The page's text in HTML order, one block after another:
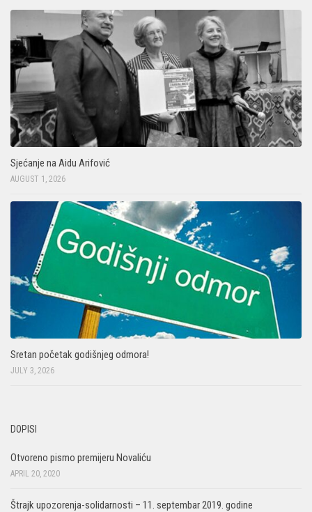
Sjećanje na Aidu Arifović
AUGUST 1, 2026
Sretan početak godišnjeg odmora!
JULY 3, 2026
DOPISI
Otvoreno pismo premijeru Novaliću
APRIL 20, 2020
Štrajk upozorenja-solidarnosti – 11. septembar 2019. godine